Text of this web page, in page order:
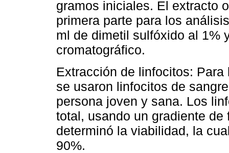
gramos iniciales. El extracto
primera parte para los
ml de dimetil sulfóxido al 1%
cromatográfico.
Extracción de linfocitos:
se usaron linfocitos de
persona joven y sana. Los
total, usando un gradiente
determinó la viabilidad, la
90%.